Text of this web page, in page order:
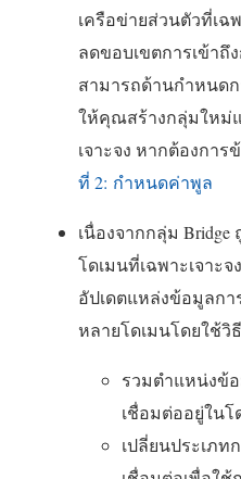
เครือข่ายส่วนตัวที่เฉ
ลดขอบเขตการเข้าถึ
สามารถด้านกำหนด
ให้คุณสร้างกลุ่มใหม่
เจาะจง หากต้องกา
ที่ 2: กำหนดค่าพูล
เนื่องจากกลุ่ม
โดเมนที่เฉพาะเจาะ
อัปเดตแหล่งข้อมูลก
หลายโดเมนโดยใช้วิ
รวมตำแหน่งข้
เชื่อมต่ออยู่ในโ
เปลี่ยนประเภท